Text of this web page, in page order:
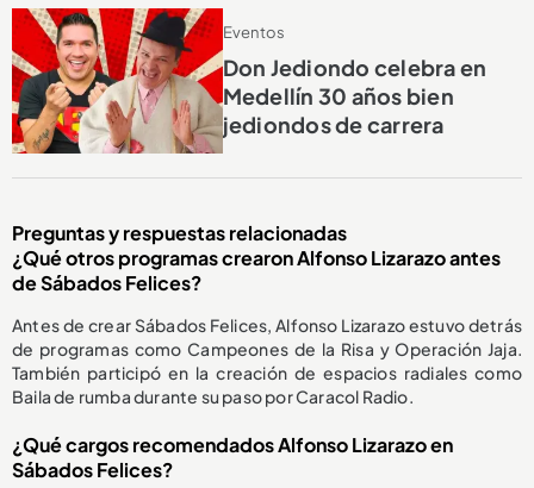
Eventos
Don Jediondo celebra en
Medellín 30 años bien
jediondos de carrera
Preguntas y respuestas relacionadas
¿Qué otros programas crearon Alfonso Lizarazo antes
de Sábados Felices?
Antes de crear Sábados Felices, Alfonso Lizarazo estuvo detrás
de programas como Campeones de la Risa y Operación Jaja.
También participó en la creación de espacios radiales como
Baila de rumba durante su paso por Caracol Radio.
¿Qué cargos recomendados Alfonso Lizarazo en
Sábados Felices?